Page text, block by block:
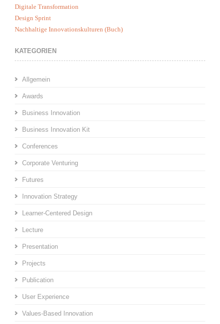
Digitale Transformation
Design Sprint
Nachhaltige Innovationskulturen (Buch)
KATEGORIEN
Allgemein
Awards
Business Innovation
Business Innovation Kit
Conferences
Corporate Venturing
Futures
Innovation Strategy
Learner-Centered Design
Lecture
Presentation
Projects
Publication
User Experience
Values-Based Innovation